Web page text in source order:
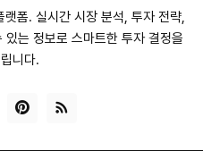
폼. 실시간 시장 분석, 투자 전략,
는 정보로 스마트한 투자 결정을
니다.